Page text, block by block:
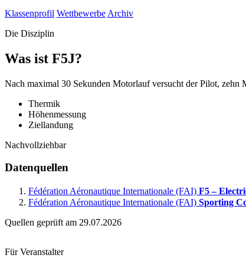
Klassenprofil Wettbewerbe Archiv
Die Disziplin
Was ist F5J?
Nach maximal 30 Sekunden Motorlauf versucht der Pilot, zehn
Thermik
Höhenmessung
Ziellandung
Nachvollziehbar
Datenquellen
Fédération Aéronautique Internationale (FAI) F5 –
Fédération Aéronautique Internationale (FAI) Sporting
Quellen geprüft am 29.07.2026
Für Veranstalter